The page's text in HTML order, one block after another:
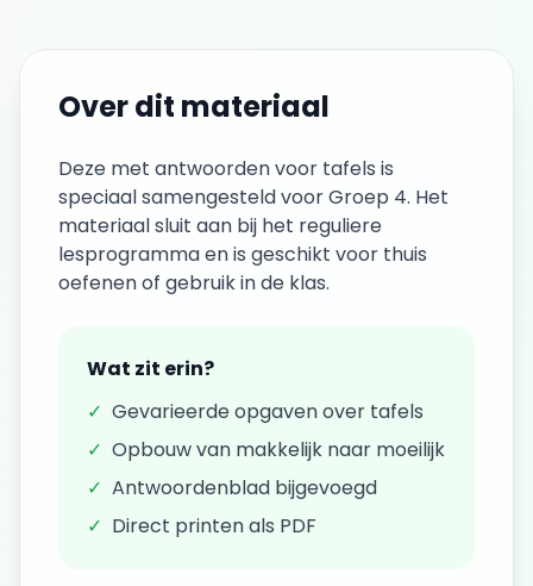
Over dit materiaal
Deze met antwoordenvoor tafels is
speciaal samengesteld voorGroep 4. Het
materiaal sluit aan bij het reguliere
lesprogramma en is geschikt voor thuis
oefenen of gebruik in de klas.
Wat zit erin?
✓ Gevarieerde opgaven over tafels
✓ Opbouw van makkelijk naar moeilijk
✓ Antwoordenblad bijgevoegd
✓ Direct printen als PDF